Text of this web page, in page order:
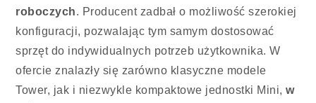
roboczych. Producent zadbał o możliwość szerokiej
konfiguracji, pozwalając tym samym dostosować
sprzęt do indywidualnych potrzeb użytkownika. W
ofercie znalazły się zarówno klasyczne modele
Tower, jak i niezwykle kompaktowe jednostki Mini,w